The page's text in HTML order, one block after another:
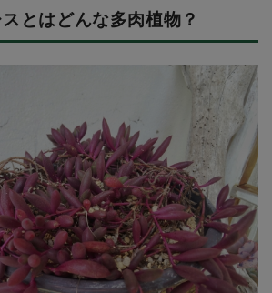
とはどんな多肉植物？